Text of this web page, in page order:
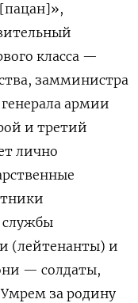
класса —
замминистра
армии
и третий
лично
службы
(лейтенанты) и
— солдаты,
за родину